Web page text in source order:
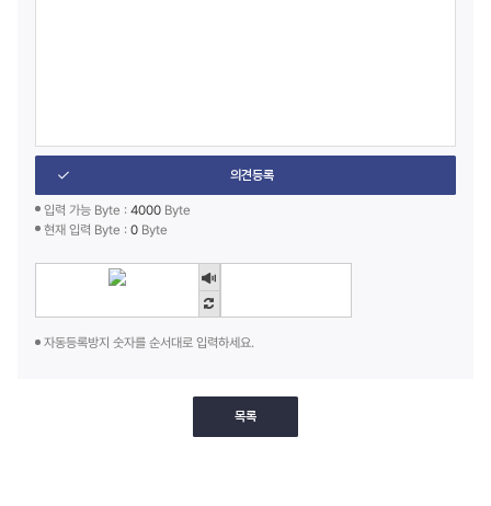
의견등록
입력 가능 Byte : 4000 Byte
현재 입력 Byte : 0 Byte
자동등록방지 숫자를 순서대로 입력하세요.
목록